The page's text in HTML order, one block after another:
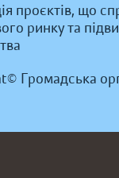
проєктів, що
ринку та
Громадська